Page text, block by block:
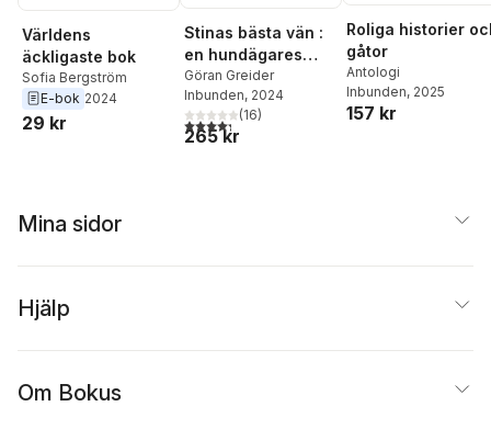
Världens
äckligaste bok
Sofia Bergström
E-bok 2024
29 kr
Stinas bästa vän :
en hundägares
glädje, sorg och
förundran
Göran Greider
Inbunden, 2024
4,3utav 5 stjärnor. Totalt antal röster:
(16)
265 kr
Roliga historier
gåtor
Antologi
Inbunden, 2025
157 kr
Mina sidor
Hjälp
Om Bokus